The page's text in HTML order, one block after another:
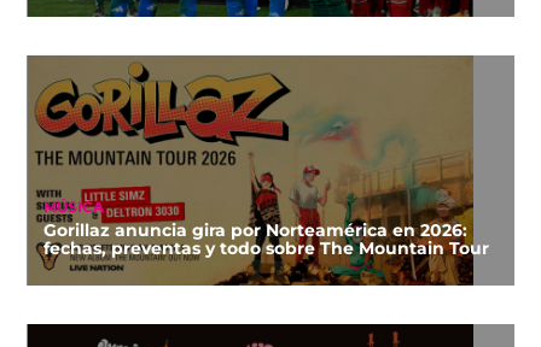
MÚSICA
Gorillaz anuncia gira por Norteamérica en 2026:
fechas, preventas y todo sobre The Mountain Tour